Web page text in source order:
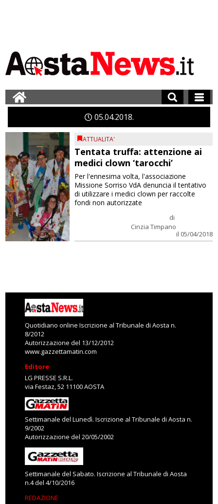
0504 2018
ATTUALITA'
Tentata truffa: attenzione ai
medici clown ‘tarocchi’
di
Cinzia Timpano
il 05/04/2018
Per l'ennesima volta, l'associazione
Missione Sorriso VdA denuncia il tentativo
di utilizzare i medici clown per raccolte
fondi non autorizzate
Quotidiano online Iscrizione al Tribunale di Aosta n.
8/2012
Autorizzazione del 13/12/2012
www.gazzettamatin.com
Editore
LG PRESSE S.R.L.
via Festaz, 52 11100 AOSTA
Settimanale del Lunedì. Iscrizione al Tribunale di Aosta n.
9/2002
Autorizzazione del 20/05/2002
Settimanale del Sabato. Iscrizione al Tribunale di Aosta
n.4 del 4/10/2016
REDAZIONE